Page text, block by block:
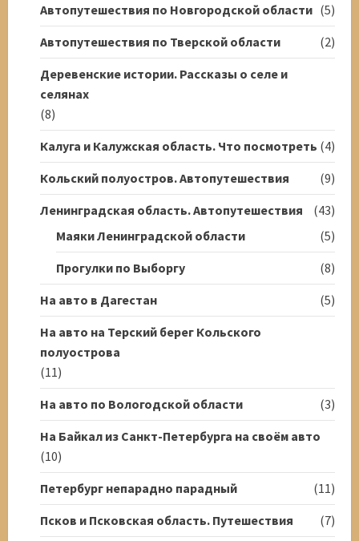
Автопутешествия по Новгородской области (5)
Автопутешествия по Тверской области
(2)
Деревенские истории. Рассказы о селе и
селянах
(8)
Калуга и Калужская область. Что посмотреть (4)
Кольский полуостров. Автопутешествия
(9)
Ленинградская область. Автопутешествия
(43)
Маяки Ленинградской области
(5)
Прогулки по Выборгу
(8)
На авто в Дагестан
(5)
На авто на Терский берег Кольского
полуострова
(11)
На авто по Вологодской области
(3)
На Байкал из Санкт-Петербурга на своём авто
(10)
Петербург непарадно парадный
(11)
Псков и Псковская область. Путешествия
(7)